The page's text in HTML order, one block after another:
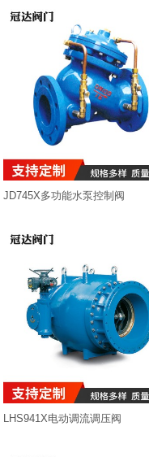
JD745X多功能水泵控制阀
LHS941X电动调流调压阀
电动阀
闸阀
排气阀
减压阀
其它阀门
其它石油设备